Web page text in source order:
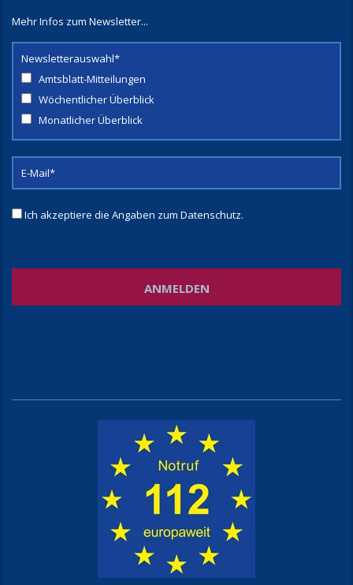
Mehr Infos zum Newsletter...
Newsletterauswahl*
Amtsblatt-Mitteilungen
Wöchentlicher Überblick
Monatlicher Überblick
Ich akzeptiere die Angaben zum Datenschutz.